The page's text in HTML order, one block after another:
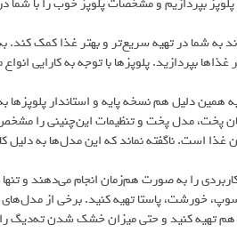
بپردازیم و مشخصات پلوپز خوب را با شما
به شما در تهیه سریع‌تر و بهتر غذا کمک کند.
بپردازید. پلوپزها با توجه به کارایی
همین دلیل هم نسخه پایه و استاندار
پخت، مدل پخت و تنظیمات این‌چنینی را
غذا است. ناگفته نماند که این مدل‌ها به
را به صورت هم‌زمان انجام می‌دهند و
خورشت، پاستا تهیه کنید. برخی از
هم تهیه کنید و حتی میزان خشک شدن ته‌دیگ